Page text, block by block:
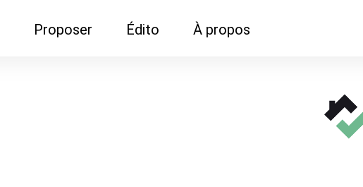
Proposer Édito À propos